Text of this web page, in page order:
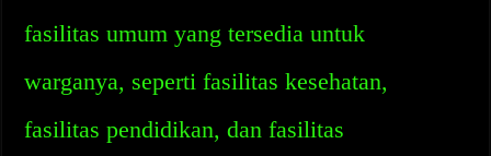
fasilitas umum yang tersedia untuk
warganya, seperti fasilitas kesehatan,
fasilitas pendidikan, dan fasilitas